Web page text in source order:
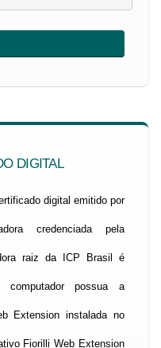
DIGITAL
digital emitido por
credenciada pela
raiz da ICP Brasil é
computador possua a
Extension instalada no
Fiorilli Web Extension